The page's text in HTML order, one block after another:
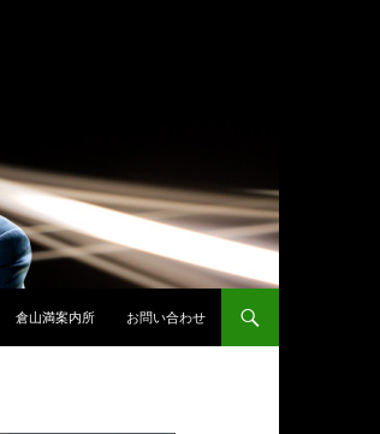
倉山満案内所 お問い合わせ